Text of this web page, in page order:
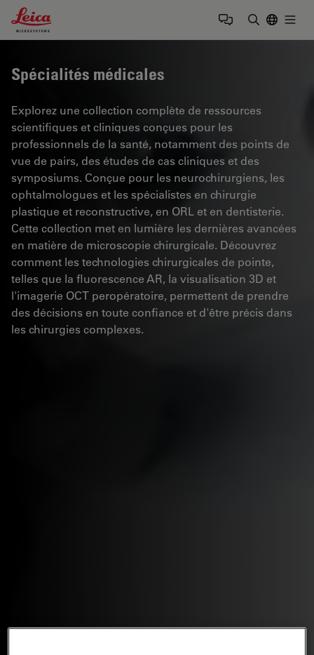
Leica Microsystems Logo
Spécialités médicales
Explorez une collection complète de ressources
scientifiques et cliniques conçues pour les
professionnels de la santé, notamment des points de
vue de pairs, des études de cas cliniques et des
symposiums. Conçue pour les neurochirurgiens, les
ophtalmologues et les spécialistes en chirurgie
plastique et reconstructive, en ORL et en dentisterie.
Cette collection met en lumière les dernières avancées
en matière de microscopie chirurgicale. Découvrez
comment les technologies chirurgicales de pointe,
telles que la fluorescence AR, la visualisation 3D et
l'imagerie OCT peropératoire, permettent de prendre
des décisions en toute confiance et d'être précis dans
les chirurgies complexes.